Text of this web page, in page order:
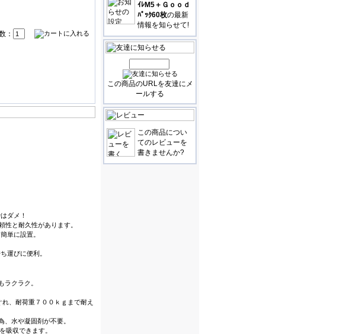
：
ダメ！
性と耐久性があります。
単に設置。
運びに便利。
ラクラク。
、耐荷重７００ｋｇまで耐え
水や凝固剤が不要。
吸収できます。
ｲﾚM5＋Ｇｏｏｄ
ﾊﾟｯｸ60枚の最新
情報を知らせて!
この商品のURLを友達にメ
ールする
この商品につい
てのレビューを
書きませんか?